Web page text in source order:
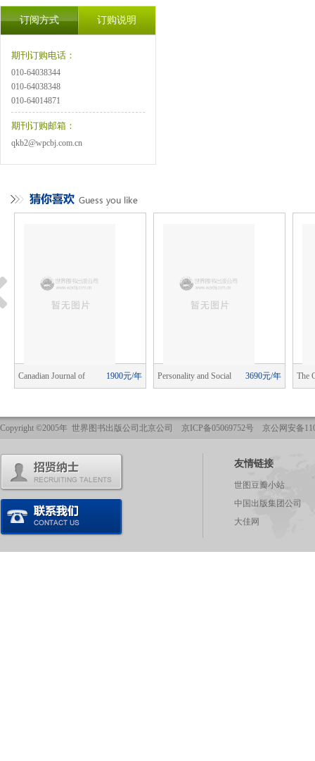
订阅方式 订购说明
期刊订购电话：
010-64038344
010-64038348
010-64014871
期刊订购邮箱：
qkb2@wpcbj.com.cn
1900元/年
Canadian Journal of 3690元/年
Personality and Social The
Copyright ©2005年 世界图书出版公司北京公司 京ICP备05069752号 京公网安备
友情链接
世图豆瓣小站
中国出版集团公司
大佳网